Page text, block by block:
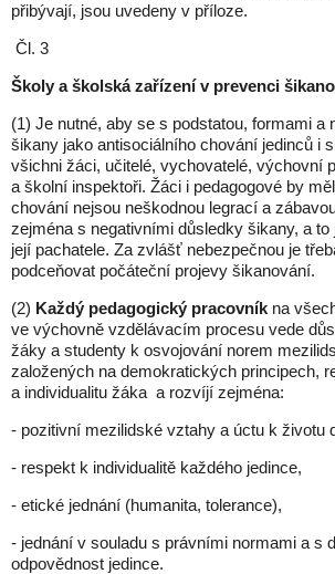
přibývají, jsou uvedeny v příloze.
Čl. 3
Školy a školská zařízení v prevenci
(1) Je nutné, aby se s podstatou, formami a
šikany jako antisociálního chování jedinců i
všichni žáci, učitelé, vychovatelé, výchovní
a školní inspektoři. Žáci i pedagogové by
chování nejsou neškodnou legrací a
zejména s negativními důsledky šikany, a
její pachatele. Za zvlášť nebezpečnou je
podceňovat počáteční projevy šikanování.
(2) Každý pedagogický pracovník na
ve výchovně vzdělávacím procesu vede
žáky a studenty k osvojování norem
založených na demokratických principech,
a individualitu žáka a rozvíjí zejména:
- pozitivní mezilidské vztahy a úctu k životu
- respekt k individualitě každého jedince,
- etické jednání (humanita, tolerance),
- jednání v souladu s právními normami a s
odpovědnost jedince.